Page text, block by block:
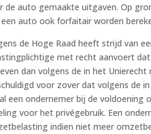
de auto gemaakte uitgaven. Op
een auto ook forfaitair worden
de Hoge Raad heeft strijd van
met recht aanvoert
dan volgens de in het
voor zover dat volgens de
een ondernemer bij de
voor het privégebruik. Een
indien niet meer